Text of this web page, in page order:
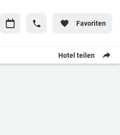
Favoriten
Hotel teilen